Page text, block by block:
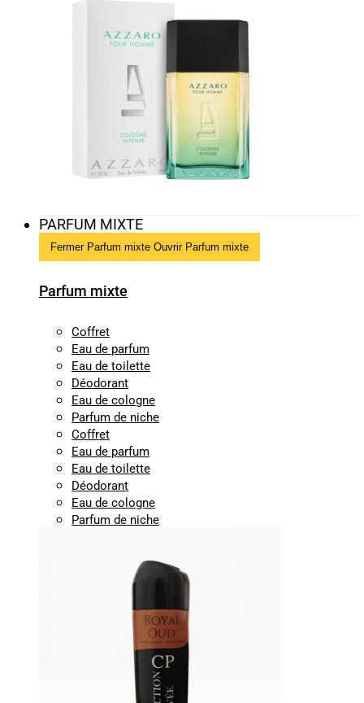
PARFUM MIXTE
Fermer Parfum mixte Ouvrir Parfum mixte
Parfum mixte
Coffret
Eau de parfum
Eau de toilette
Déodorant
Eau de cologne
Parfum de niche
Coffret
Eau de parfum
Eau de toilette
Déodorant
Eau de cologne
Parfum de niche